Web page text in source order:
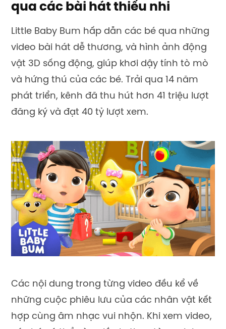
qua các bài hát thiếu nhi
Little Baby Bum hấp dẫn các bé qua những
video bài hát dễ thương, và hình ảnh động
vật 3D sống động, giúp khơi dậy tính tò mò
và hứng thú của các bé. Trải qua 14 năm
phát triển, kênh đã thu hút hơn 41 triệu lượt
đăng ký và đạt 40 tỷ lượt xem.
Các nội dung trong từng video đều kể về
những cuộc phiêu lưu của các nhân vật kết
hợp cùng âm nhạc vui nhộn. Khi xem video,